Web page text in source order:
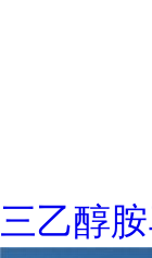
三乙醇